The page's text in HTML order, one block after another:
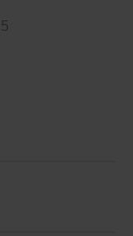
5